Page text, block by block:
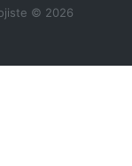
© 2026